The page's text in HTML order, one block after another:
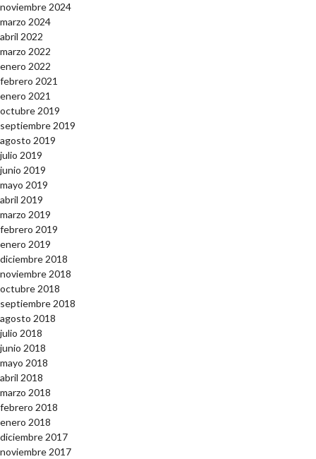
noviembre 2024
marzo 2024
abril 2022
marzo 2022
enero 2022
febrero 2021
enero 2021
octubre 2019
septiembre 2019
agosto 2019
julio 2019
junio 2019
mayo 2019
abril 2019
marzo 2019
febrero 2019
enero 2019
diciembre 2018
noviembre 2018
octubre 2018
septiembre 2018
agosto 2018
julio 2018
junio 2018
mayo 2018
abril 2018
marzo 2018
febrero 2018
enero 2018
diciembre 2017
noviembre 2017